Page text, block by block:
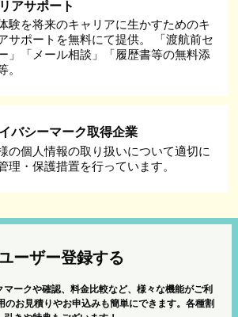
アサポート
験を将来のキャリアに生かすためのキ
サポートを無料にて提供。 「渡航前セ
」「メール相談」「履歴書等の無料添
。
バシーマーク取得企業
の個人情報の取り扱いについて適切に
理・保護措置を行っています。
ーザー登録する
ークや確認、料金比較など、様々な機能がご利
のお見積りやお申込みも簡単にできます。各種割